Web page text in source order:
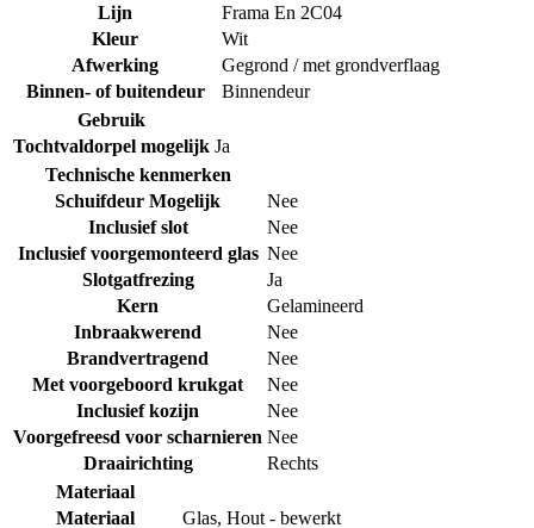
Lijn
Frama En 2C04
Kleur
Wit
Afwerking
Gegrond / met grondverflaag
Binnen- of buitendeur
Binnendeur
Gebruik
Tochtvaldorpel mogelijk Ja
Technische kenmerken
Schuifdeur Mogelijk
Nee
Inclusief slot
Nee
Inclusief voorgemonteerd glas Nee
Slotgatfrezing
Ja
Kern
Gelamineerd
Inbraakwerend
Nee
Brandvertragend
Nee
Met voorgeboord krukgat
Nee
Inclusief kozijn
Nee
Voorgefreesd voor scharnieren Nee
Draairichting
Rechts
Materiaal
Materiaal
Glas, Hout - bewerkt